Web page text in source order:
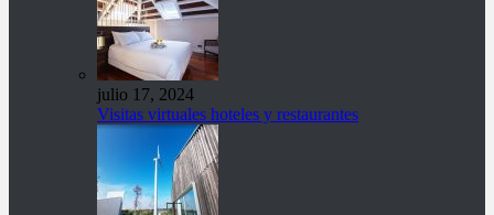
julio 17, 2024
Visitas virtuales hoteles y restaurantes